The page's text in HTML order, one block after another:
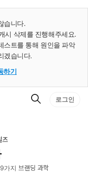
습니다.
시 삭제를 진행해주세요.
스트를 통해 원인을 파악
겠습니다.
하기
검
로그인
즈
가지 브랜딩 과학